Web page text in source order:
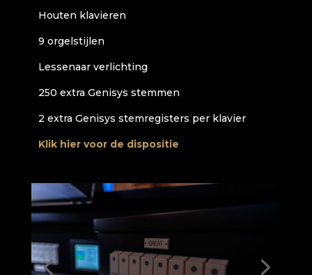
Houten klavieren
9 orgelstijlen
Lessenaar verlichting
250 extra Genisys stemmen
2 extra Genisys stemregisters per klavier
Klik hier voor de dispositie